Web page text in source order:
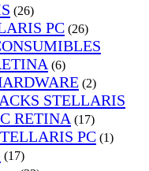
(26)
PC (26)
(6)
(2)
STELLARIS
RETINA (17)
PC (1)
(17)